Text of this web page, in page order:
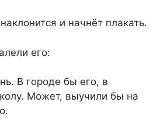
и начнёт плакать.
его:
В городе бы его, в
Может, выучили бы на